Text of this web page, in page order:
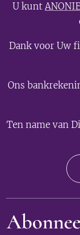
U kunt
Dank voor Uw
Ons
Ten name van